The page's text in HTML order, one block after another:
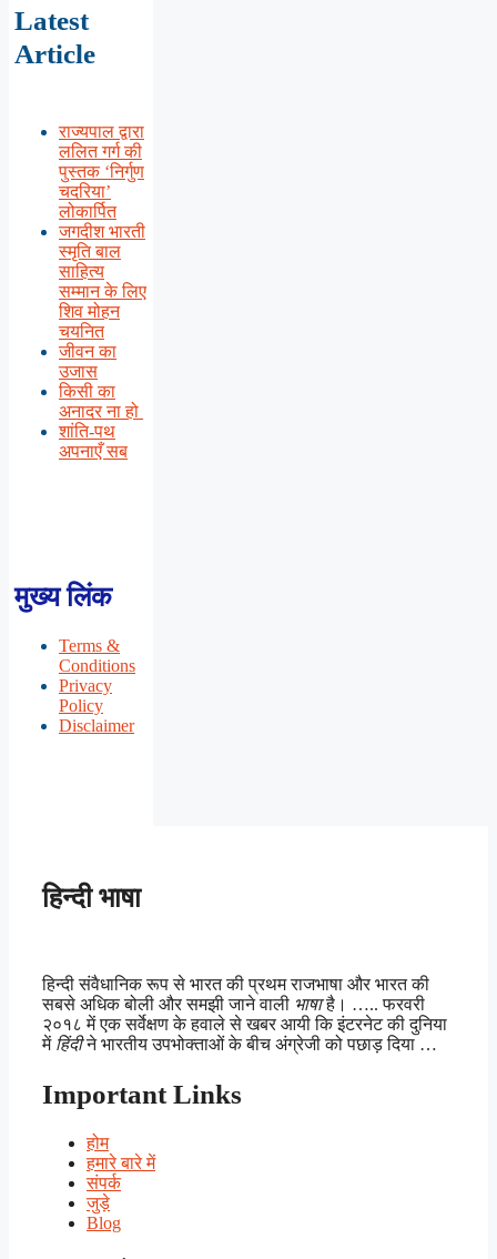
Latest
Article
राज्यपाल द्वारा
ललित गर्ग की
पुस्तक ‘निर्गुण
चदरिया’
लोकार्पित
जगदीश भारती
स्मृति बाल
साहित्य
सम्मान के लिए
शिव मोहन
चयनित
जीवन का
उजास
किसी का
अनादर ना हो
शांति-पथ
अपनाएँ सब
मुख्य लिंक
Terms &
Conditions
Privacy
Policy
Disclaimer
हिन्दी भाषा
हिन्दी संवैधानिक रूप से भारत की प्रथम राजभाषा और भारत की
सबसे अधिक बोली और समझी जाने वाली भाषाहै। ….. फरवरी
२०१८ में एक सर्वेक्षण के हवाले से खबर आयी कि इंटरनेट की दुनिया
में हिंदीने भारतीय उपभोक्ताओं के बीच अंग्रेजी को पछाड़ दिया …
Important Links
होम
हमारे बारे में
संपर्क
जुड़े
Blog